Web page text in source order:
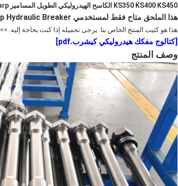
KS350 KS400 KS450 الكاسح الهيدروليكي الطويل المسامير Keisharp مطرقة من خلال المسامير
هذا الملحق متاح فقط لمستخدمي Keisharp Hydraulic Breaker.
هذا هو كتيب المنتج الخاص بنا. يرجى تحميله إذا كنت بحاجة إليه. >>
[كتالوج مفكك هيدروليكي كيشرب.pdf ]
وصف المنتج